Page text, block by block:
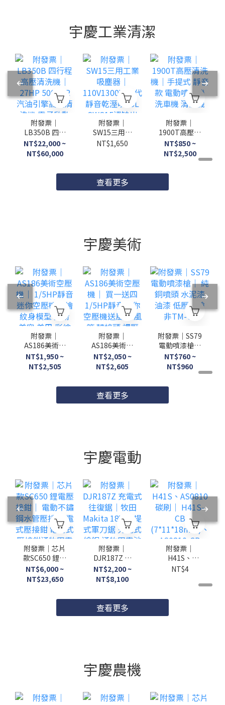
宇慶工業清潔
附發票｜
LB350B 四行
程高壓清洗機
｜ 27HP
500BAR 汽油
NT$22,000 ~
NT$60,000
附發票｜
SW15三用工
業吸塵器｜
遇缺出SW15
NT$1,650
附發票｜
1900T高壓清
洗機｜手提式
靜音款 電動噴
霧機 洗車機
NT$850 ~
NT$2,500
查看更多
宇慶美術
附發票｜
AS186美術空
壓機｜ 1/5HP
靜音迷你空壓
機噴繪紋身模
NT$1,950 ~
NT$2,505
附發票｜
AS186美術空
壓機｜ 買一送
四 1/5HP靜音
迷你空壓機送
接頭 調壓濾水
器
NT$2,050 ~
NT$2,605
附發票｜SS79
電動噴漆槍｜
純銅噴頭 水泥
漆 油漆 低壓
噴槍 非TM-71
NT$760 ~
NT$960
查看更多
宇慶電動
附發票｜芯片
款SC650 鋰電
壓接鉗｜ 電動
不鏽鋼水管壓
接 充電式壓接
NT$6,000 ~
NT$23,650
附發票｜
DJR187Z 充
電式往復鋸｜
牧田Makita
18V 手提式軍
線鋸 通牧田電
池 平行輸入
NT$2,200 ~
NT$8,100
附發票｜
H41S、
AS0810 碳刷
(7*11*18mm
NT$4
查看更多
宇慶農機